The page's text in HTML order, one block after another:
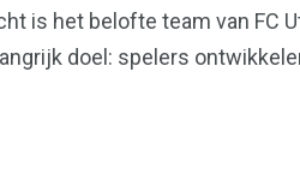
is het belofte team van FC
doel: spelers